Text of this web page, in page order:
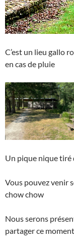
C’est un lieu gallo
en cas de pluie
Un pique nique tiré
Vous pouvez venir
chow chow
Nous serons
partager ce